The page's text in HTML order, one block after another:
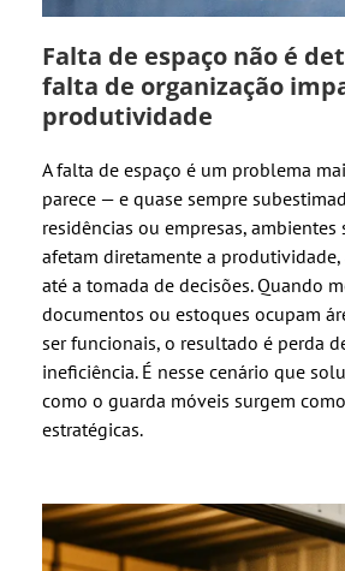
Falta de espaço não é
falta de organização
produtividade
A falta de espaço é um problema
parece — e quase sempre
residências ou empresas, ambientes
afetam diretamente a produtividade,
até a tomada de decisões. Quando
documentos ou estoques ocupam
ser funcionais, o resultado é perda
ineficiência. É nesse cenário que
como o guarda móveis surgem
estratégicas.